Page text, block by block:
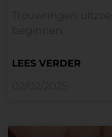
Trouwringen
beginnen,
LEES VERDER